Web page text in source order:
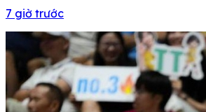
7 giờ trước